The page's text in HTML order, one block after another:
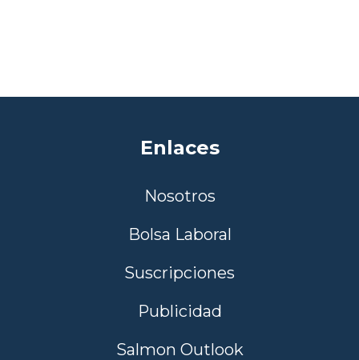
Enlaces
Nosotros
Bolsa Laboral
Suscripciones
Publicidad
Salmon Outlook